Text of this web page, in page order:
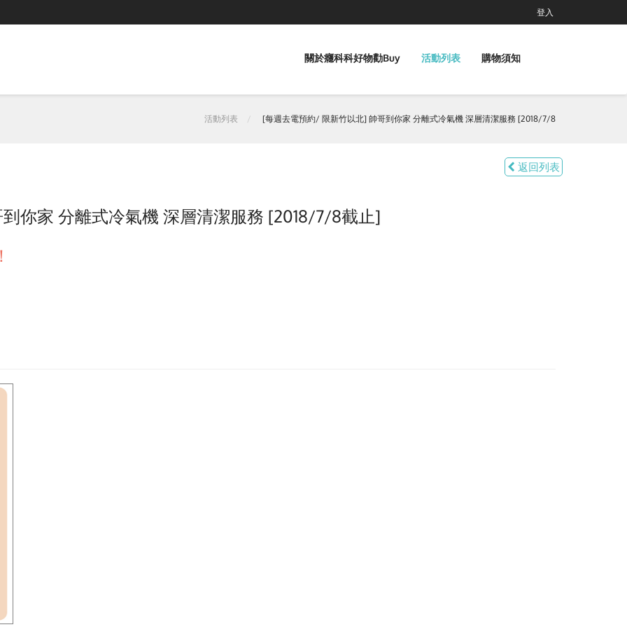
登入
關於癮科科好物勸Buy 活動列表 購物須知
活動列表 [每週去電預約/ 限新竹以北] 帥哥到你家 分離式冷氣機 深層清潔服務 [2018/7/8
返回列表
你家 分離式冷氣機 深層清潔服務 [2018/7/8截止]